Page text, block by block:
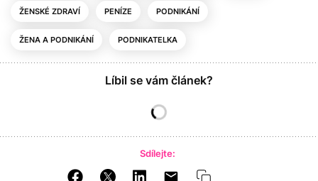
ŽENSKÉ ZDRAVÍ PENÍZE PODNIKÁNÍ
ŽENA A PODNIKÁNÍ PODNIKATELKA
Líbil se vám článek?
Sdílejte: